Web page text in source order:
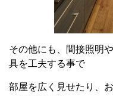
その他にも、間接照明
具を工夫する事で
部屋を広く見せたり、